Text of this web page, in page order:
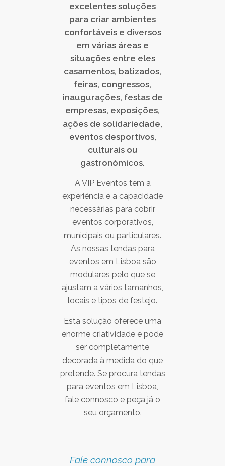
excelentes soluções
para criar ambientes
confortáveis e diversos
em várias áreas e
situações entre eles
casamentos, batizados,
feiras, congressos,
inaugurações, festas de
empresas, exposições,
ações de solidariedade,
eventos desportivos,
culturais ou
gastronómicos.
A VIP Eventos tem a
experiência e a capacidade
necessárias para cobrir
eventos corporativos,
municipais ou particulares.
As nossas tendas para
eventos em Lisboa são
modulares pelo que se
ajustam a vários tamanhos,
locais e tipos de festejo.
Esta solução oferece uma
enorme criatividade e pode
ser completamente
decorada à medida do que
pretende. Se procura tendas
para eventos em Lisboa,
fale connosco e peça já o
seu orçamento.
Fale connosco para